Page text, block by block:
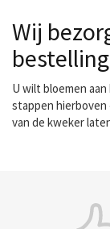
Wij
U wilt bloemen
stappen
van de kweker